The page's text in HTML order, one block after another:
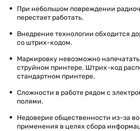
При небольшом повреждении
перестает работать.
Внедрение технологии обходится
со штрих-кодом.
Маркировку невозможно
струйном принтере. Штрих-код
стандартном принтере.
Сложности в работе рядом с
полями.
Недоверие общественности из-за
применения в целях сбора